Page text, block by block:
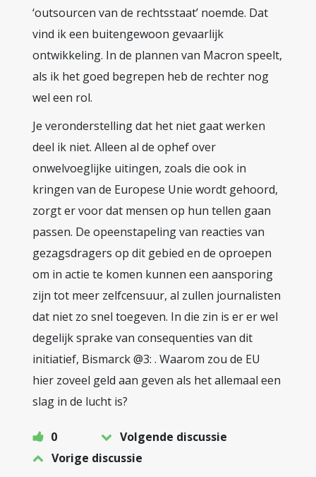
‘outsourcen van de rechtsstaat’ noemde. Dat
vind ik een buitengewoon gevaarlijk
ontwikkeling. In de plannen van Macron speelt,
als ik het goed begrepen heb de rechter nog
wel een rol.
Je veronderstelling dat het niet gaat werken
deel ik niet. Alleen al de ophef over
onwelvoeglijke uitingen, zoals die ook in
kringen van de Europese Unie wordt gehoord,
zorgt er voor dat mensen op hun tellen gaan
passen. De opeenstapeling van reacties van
gezagsdragers op dit gebied en de oproepen
om in actie te komen kunnen een aansporing
zijn tot meer zelfcensuur, al zullen journalisten
dat niet zo snel toegeven. In die zin is er er wel
degelijk sprake van consequenties van dit
initiatief, Bismarck @3: . Waarom zou de EU
hier zoveel geld aan geven als het allemaal een
slag in de lucht is?
0
Volgende discussie
Vorige discussie